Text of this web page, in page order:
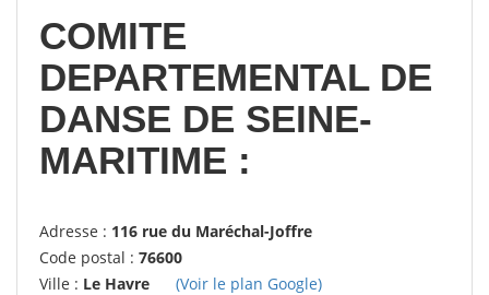
COMITE
DEPARTEMENTAL DE
DANSE DE SEINE-
MARITIME :
Adresse : 116 rue du Maréchal-Joffre
Code postal : 76600
Ville : Le Havre
(Voir le plan Google)